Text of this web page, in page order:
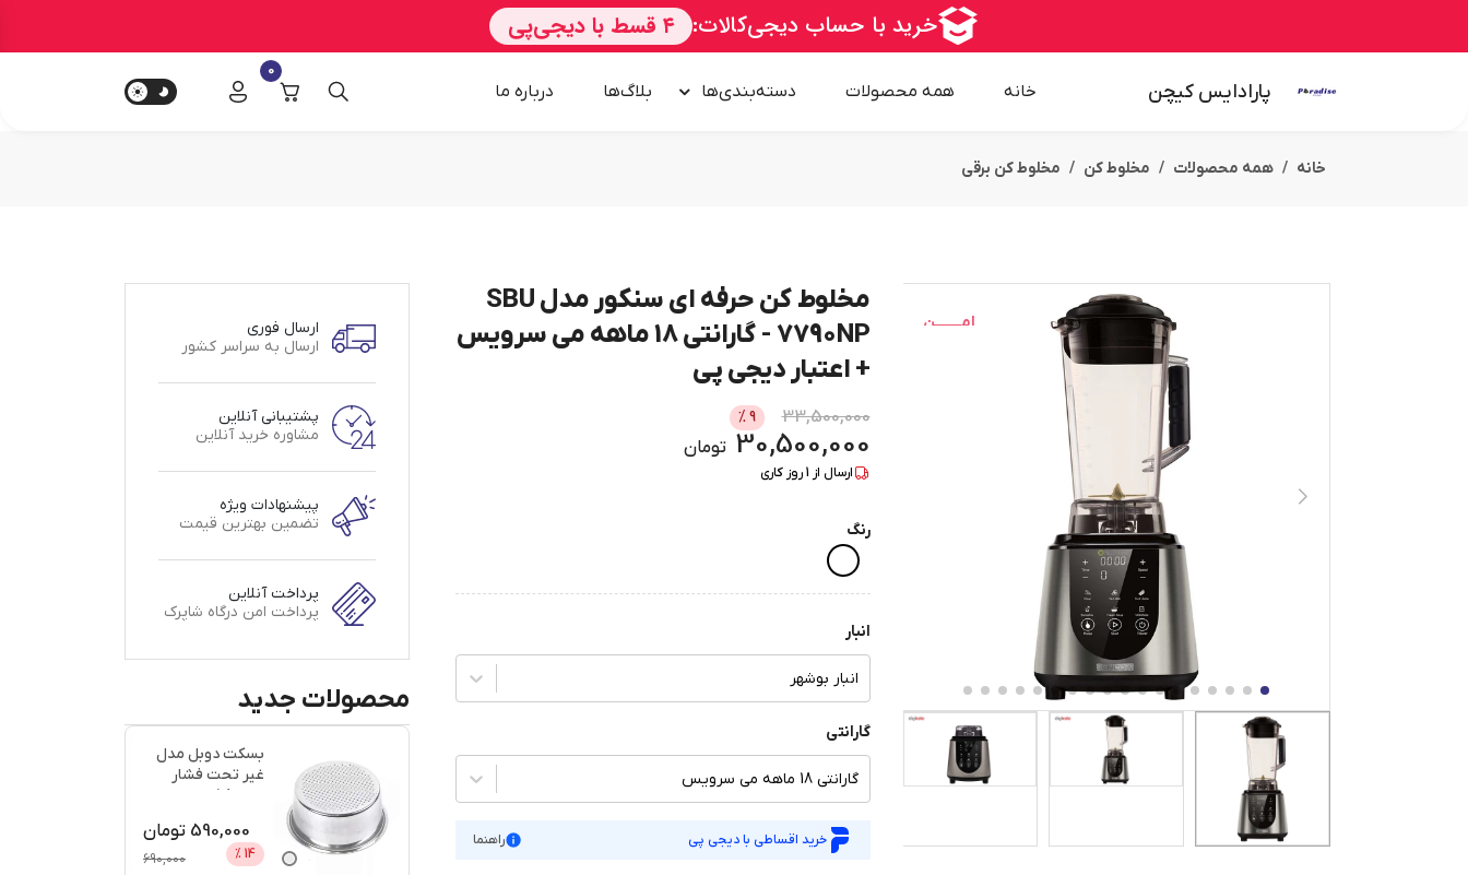
پارادایس کیچن خانه همه محصولات دسته‌بندی‌ها بلاگ‌ها درباره‌ ما
0
خانه همه محصولات مخلوط کن مخلوط کن برقی
امــــــــن
مخلوط کن حرفه ای سنکور مدل SBU
7790NP - گارانتی 18 ماهه می سرویس
+ اعتبار دیجی پی
33,500,000
9
%
30,500,000 تومان
ارسال از 1روز کاری
رنگ
انبار
انبار بوشهر
گارانتی
گارانتی 18 ماهه می سرویس
خرید اقساطی با دیجی پی راهنما
ارسال فوری
ارسال به سراسر کشور
پشتیبانی آنلاین
مشاوره خرید آنلاین
پیشنهادات ویژه
تضمین بهترین قیمت
پرداخت آنلاین
پرداخت امن درگاه شاپرک
محصولات جدید
بسکت دوبل مدل
غیر تحت فشار
590,000 تومان
14
%
690,000